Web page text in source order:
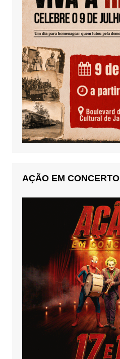
AÇÃO EM CONCERTO